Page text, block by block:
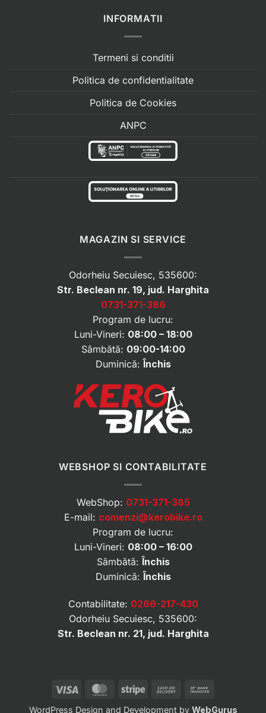
INFORMATII
Termeni si conditii
Politica de confidentialitate
Politica de Cookies
ANPC
MAGAZIN SI SERVICE
Odorheiu Secuiesc, 535600:
Str. Beclean nr. 19, jud. Harghita
0731-371-386
Program de lucru:
Luni-Vineri: 08:00 – 18:00
Sâmbătă: 09:00-14:00
Duminică:Închis
WEBSHOP SI CONTABILITATE
WebShop: 0731-371-385
E-mail: comenzi@kerobike.ro
Program de lucru:
Luni-Vineri: 08:00 – 16:00
Sâmbătă: Închis
Duminică: Închis
Contabilitate: 0266-217-430
Odorheiu Secuiesc, 535600:
Str. Beclean nr. 21, jud. Harghita
Visa MasterCard
Stripe
Cash
WordPress Design and Development by WebGurus